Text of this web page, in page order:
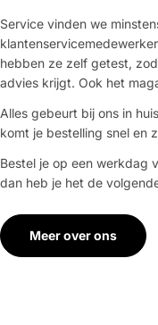
Service vinden we
hebben ze zelf getest,
advies krijgt. Ook het
Alles gebeurt bij ons in
komt je bestelling snel en
Bestel je op een werkdag
dan heb je het de
Meer over ons